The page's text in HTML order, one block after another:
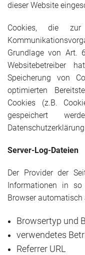
dieser Website
Cookies, die zur
Grundlage von Art.
Websitebetreiber
Speicherung von
optimierten
Cookies (z.B.
gespeichert
Server-Log-Dateien
Der Providerder
Informationen in so
Browser
Browsertyp und
verwendetes
Referrer URL